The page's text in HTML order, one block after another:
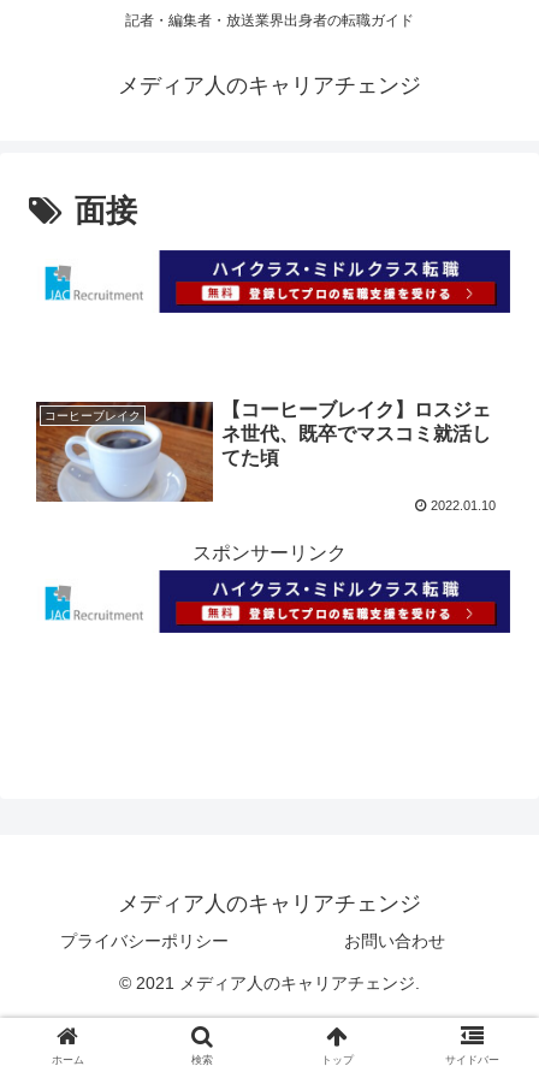
記者・編集者・放送業界出身者の転職ガイド
メディア人のキャリアチェンジ
面接
コーヒーブレイク
【コーヒーブレイク】ロスジェ
ネ世代、既卒でマスコミ就活し
てた頃
2022.01.10
スポンサーリンク
メディア人のキャリアチェンジ
プライバシーポリシー お問い合わせ
© 2021 メディア人のキャリアチェンジ.
ホーム 検索 トップ サイドバー